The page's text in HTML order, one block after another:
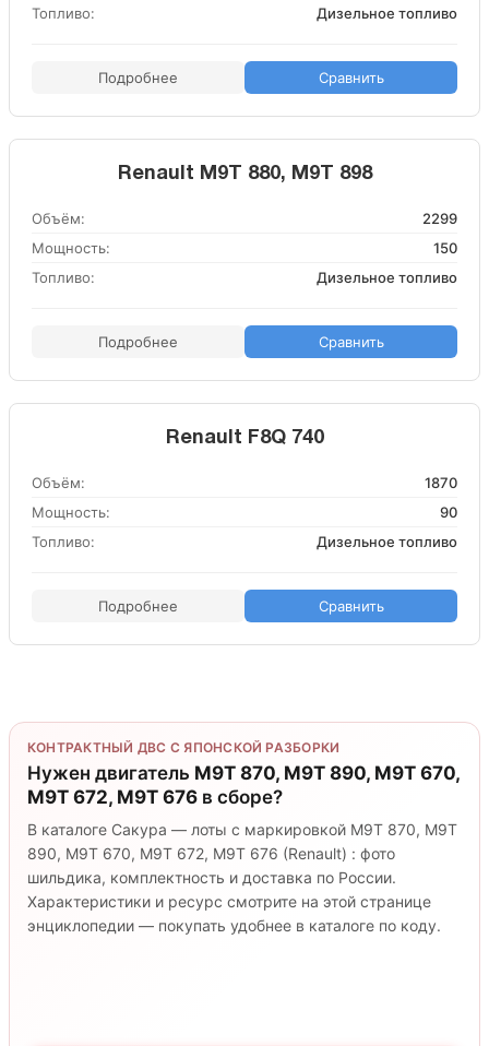
Топливо:
Дизельное топливо
Подробнее Сравнить
Renault M9T 880, M9T 898
Объём:
2299
Мощность:
150
Топливо:
Дизельное топливо
Подробнее Сравнить
Renault F8Q 740
Объём:
1870
Мощность:
90
Топливо:
Дизельное топливо
Подробнее Сравнить
КОНТРАКТНЫЙ ДВС С ЯПОНСКОЙ РАЗБОРКИ
Нужен двигатель M9T 870, M9T 890, M9T 670,
M9T 672, M9T 676 в сборе?
В каталоге Сакура — лоты с маркировкой M9T 870, M9T
890, M9T 670, M9T 672, M9T 676 (Renault) : фото
шильдика, комплектность и доставка по России.
Характеристики и ресурс смотрите на этой странице
энциклопедии — покупать удобнее в каталоге по коду.